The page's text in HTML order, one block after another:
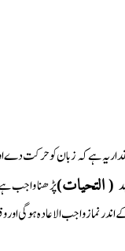
یہ ہے کہ زبان کو حرکت دے
( التحیات)پڑھنا واجب
نماز واجب الاعادہ ہوگی